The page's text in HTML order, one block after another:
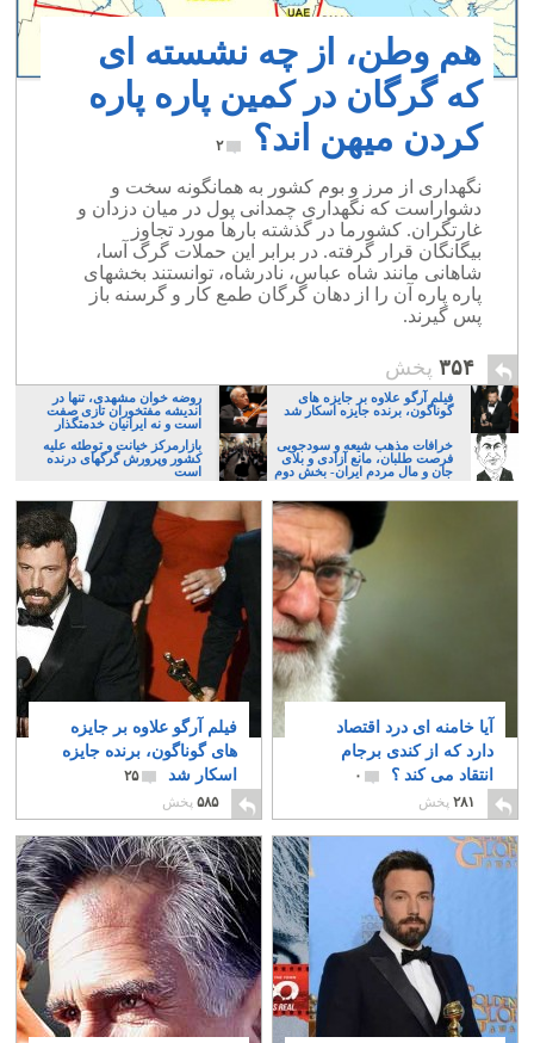
هم وطن، از چه نشسته ای
که گرگان در کمین پاره پاره
کردن میهن اند؟
۲
نگهداری از مرز و بوم کشور به همانگونه سخت و
دشواراست که نگهداری چمدانی پول در میان دزدان و
غارتگران. کشورما در گذشته بارها مورد تجاوز
بیگانگان قرار گرفته. در برابر این حملات گرگ آسا،
شاهانی مانند شاه عباس، نادرشاه، توانستند بخشهای
پاره پاره آن را از دهان گرگان طمع کار و گرسنه باز
پس گیرند.
۳۵۴ پخش
فیلم آرگو علاوه بر جایزه های
گوناگون، برنده جایزه اسکار شد
روضه خوان مشهدی، تنها در
اندیشه مفتخوران تازی صفت
است و نه ایرانیان خدمتگذار
خرافات مذهب شیعه و سودجویی
فرصت طلبان، مانع آزادی و بلای
جان و مال مردم ایران- بخش دوم
بازارمرکز خیانت و توطئه علیه
کشور وپرورش گرگهای درنده
است
آیا خامنه ای درد اقتصاد
دارد که از کندی برجام
انتقاد می کند ؟
۰
۲۸۱ پخش
فیلم آرگو علاوه بر جایزه
های گوناگون، برنده جایزه
اسکار شد
۲۵
۵۸۵ پخش